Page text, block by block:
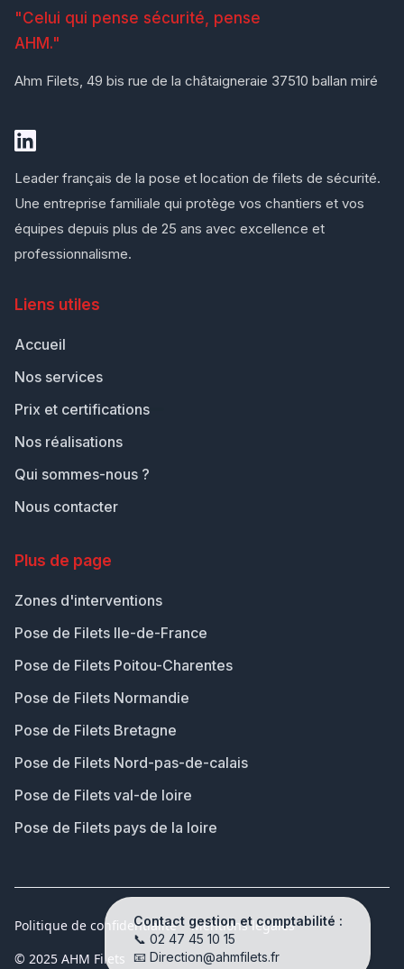
"Celui qui pense sécurité, pense
AHM."
Ahm Filets, 49 bis rue de la châtaigneraie 37510 ballan miré
Leader français de la pose et location de filets de sécurité.
Une entreprise familiale qui protège vos chantiers et vos
équipes depuis plus de 25 ans avec excellence et
professionnalisme.
Liens utiles
Accueil
Nos services
Prix et certifications
Nos réalisations
Qui sommes-nous ?
Nous contacter
Plus de page
Zones d'interventions
Pose de Filets Ile-de-France
Pose de Filets Poitou-Charentes
Pose de Filets Normandie
Pose de Filets Bretagne
Pose de Filets Nord-pas-de-calais
Pose de Filets val-de loire
Pose de Filets pays de la loire
© 2025 AHM Filets
Politique de confidentialité Mentions légales
Contact gestion et comptabilité :
📞 02 47 45 10 15
📧Direction@ahmfilets.fr